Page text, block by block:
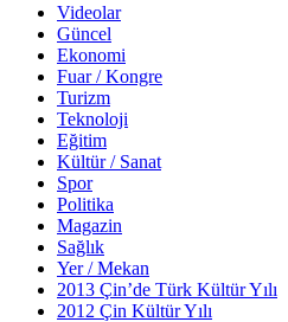
Videolar
Güncel
Ekonomi
Fuar / Kongre
Turizm
Teknoloji
Eğitim
Kültür / Sanat
Spor
Politika
Magazin
Sağlık
Yer / Mekan
2013 Çin’de Türk Kültür Yılı
2012 Çin Kültür Yılı